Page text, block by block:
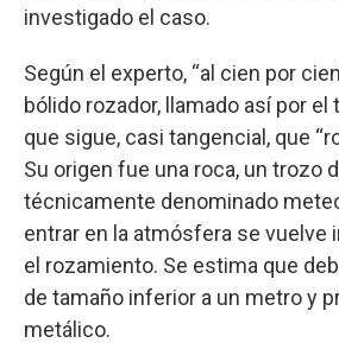
investigado el caso.
Según el experto, “al cien por
bólido rozador, llamado así por
que sigue, casi tangencial, que
Su origen fue una roca, un trozo
técnicamente denominado
entrar en la atmósfera se vuelve
el rozamiento. Se estima que
de tamaño inferior a un metro y
metálico.